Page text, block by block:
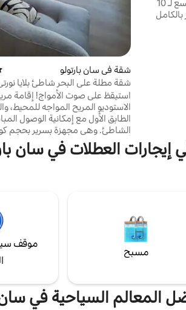
بلايا نورتي، يوفر هذا المسكن الذي يتسع لـ 10
شقة في سان بارتولو
شقة مطلة على البحر شاطئ بلايا
بارتولو
استيقظ على صوت الأمواج! إقامة
الاستوديو المريح المواجه للمحيط،
الطابق الأول مع إمكانية الوصول
الشاطئ. وهي مجهزة بسرير بحجم
أريكة، وتحتوي على مطبخ مجهز
خاص وواي فاي وجهاز عرض حتى
مشاهدة مسلسلاتك المفضلة على
إيجارات العطلات في سان
مسبح
موقف
المعالم السياحية في سان